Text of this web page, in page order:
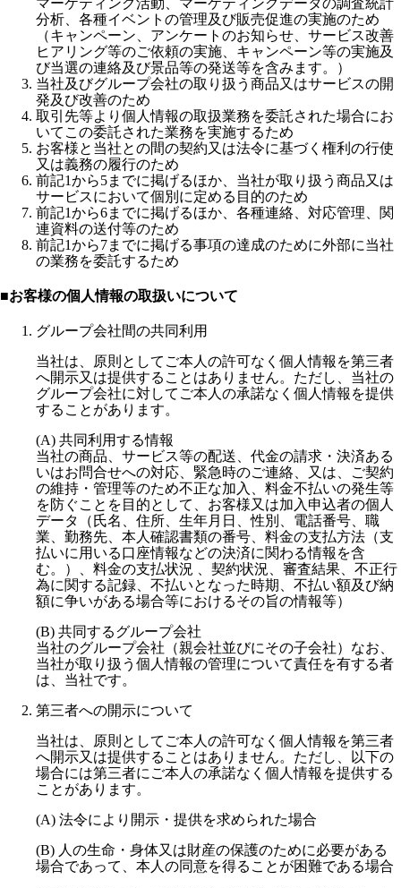
分析、各種イベントの管理及び販売促進の実施のため
（キャンペーン、アンケートのお知らせ、サービス改善
ヒアリング等のご依頼の実施、キャンペーン等の実施及
び当選の連絡及び景品等の発送等を含みます。）
当社及びグループ会社の取り扱う商品又はサービスの開
発及び改善のため
取引先等より個人情報の取扱業務を委託された場合にお
いてこの委託された業務を実施するため
お客様と当社との間の契約又は法令に基づく権利の行使
又は義務の履行のため
前記1から5までに掲げるほか、当社が取り扱う商品又は
サービスにおいて個別に定める目的のため
前記1から6までに掲げるほか、各種連絡、対応管理、関
連資料の送付等のため
前記1から7までに掲げる事項の達成のために外部に当社
の業務を委託するため
■お客様の個人情報の取扱いについて
グループ会社間の共同利用
当社は、原則としてご本人の許可なく個人情報を第三者
へ開示又は提供することはありません。ただし、当社の
グループ会社に対してご本人の承諾なく個人情報を提供
することがあります。
(A) 共同利用する情報
当社の商品、サービス等の配送、代金の請求・決済ある
いはお問合せへの対応、緊急時のご連絡、又は、ご契約
の維持・管理等のため不正な加入、料金不払いの発生等
を防ぐことを目的として、お客様又は加入申込者の個人
データ（氏名、住所、生年月日、性別、電話番号、職
業、勤務先、本人確認書類の番号、料金の支払方法（支
払いに用いる口座情報などの決済に関わる情報を含
む。）、料金の支払状況 、契約状況、審査結果、不正行
為に関する記録、不払いとなった時期、不払い額及び納
額に争いがある場合等におけるその旨の情報等）
(B) 共同するグループ会社
当社のグループ会社（親会社並びにその子会社）なお、
当社が取り扱う個人情報の管理について責任を有する者
は、当社です。
第三者への開示について
当社は、原則としてご本人の許可なく個人情報を第三者
へ開示又は提供することはありません。ただし、以下の
場合には第三者にご本人の承諾なく個人情報を提供する
ことがあります。
(A) 法令により開示・提供を求められた場合
(B) 人の生命・身体又は財産の保護のために必要がある
場合であって、本人の同意を得ることが困難である場合